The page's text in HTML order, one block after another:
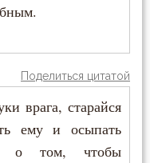
Поделиться цитатой
врага, старайся
ему и осыпать
а о том, чтобы